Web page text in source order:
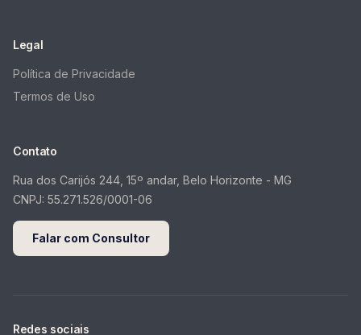
Legal
Política de Privacidade
Termos de Uso
Contato
Rua dos Carijós 244, 15º andar, Belo Horizonte - MG
CNPJ: 55.271.526/0001-06
Falar com Consultor
Redes sociais